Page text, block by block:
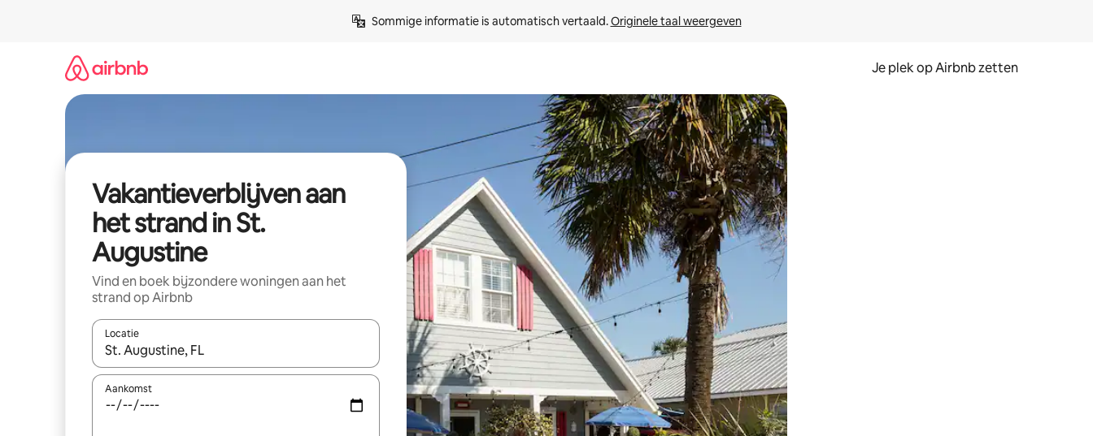
Sommige informatie is automatisch vertaald. Originele taal weergeven
Je plek op Airbnb zetten
Vakantieverblijven aan
het strand in St.
Augustine
Vind en boek bijzondere woningen aan het
strand op Airbnb
Locatie
Wanneer er resultaten beschikbaar zijn, maak je een keuze met je de pijltjestoetsen omhoog en omlaag, óf door te tikken of swipen.
Aankomst